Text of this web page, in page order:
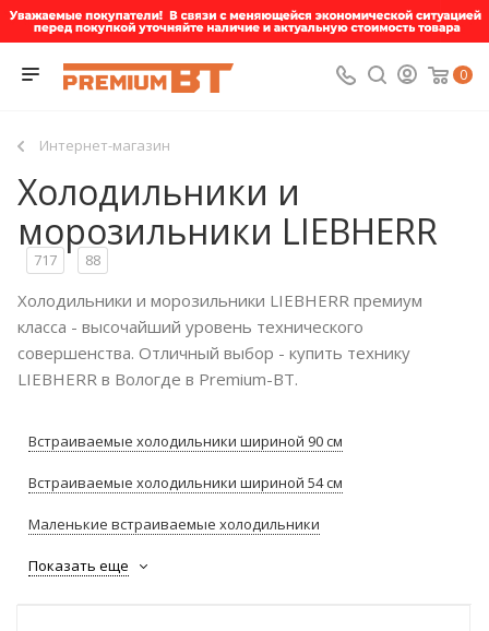
0
Интернет-магазин
Холодильники и
морозильники LIEBHERR
717 88
Холодильники и морозильники LIEBHERR премиум
класса - высочайший уровень технического
совершенства. Отличный выбор - купить технику
LIEBHERR в Вологде в Premium-BT.
Встраиваемые холодильники шириной 90 см
Встраиваемые холодильники шириной 54 см
Маленькие встраиваемые холодильники
Показать еще